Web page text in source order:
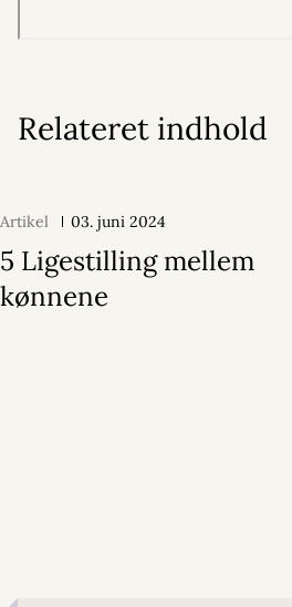
Relateret indhold
Artikel 03. juni 2024
5 Ligestilling mellem
kønnene